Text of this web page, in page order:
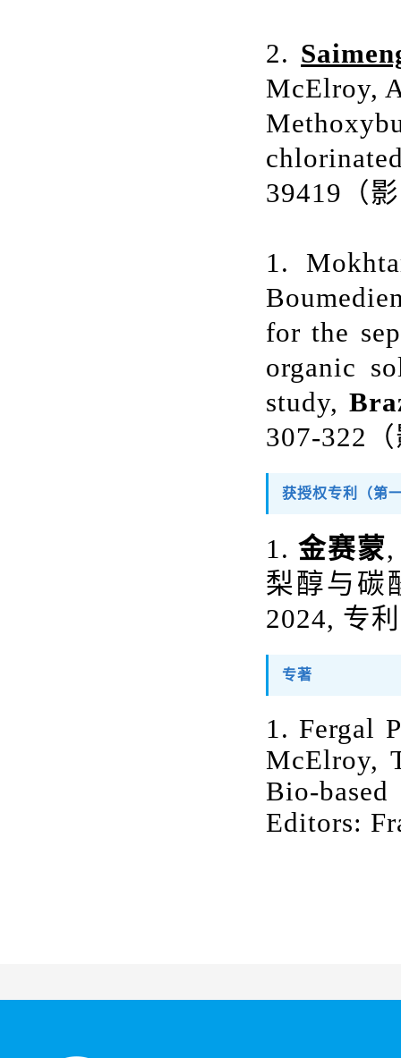
2.
McElroy,
39419 （
1.
for the
organic
study,
307-322
获授权专利（第
1.金赛蒙
梨醇与碳
2024, 专
专著
1. Fergal
McElroy,
Bio-
Editors: